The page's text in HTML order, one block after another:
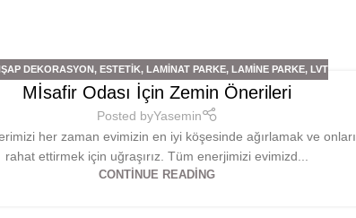
DEKORASYON, ESTETIK, LAMINAT PARKE, LAMINE PARKE, LVT
Mİsafir Odası İçin Zemin Önerileri
Posted byYasemin
her zaman evimizin en iyi köşesinde ağırlamak ve onları
rahat ettirmek için uğraşırız. Tüm enerjimizi evimizd...
CONTINUE READING